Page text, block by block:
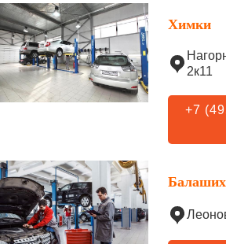
Химки
2к11
+7